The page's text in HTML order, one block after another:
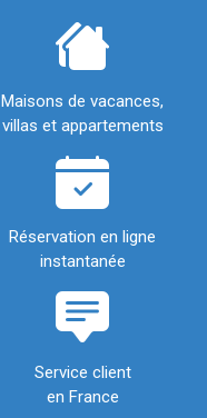
Maisons de vacances,
villas et appartements
Réservation en ligne
instantanée
Service client
en France